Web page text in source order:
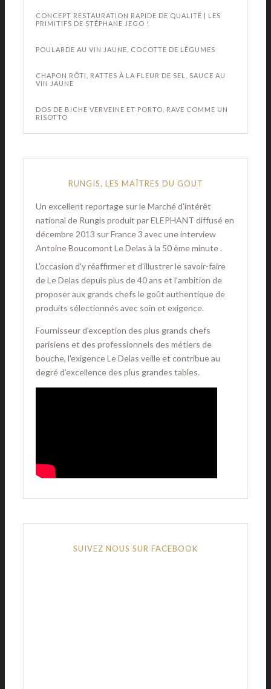
CONCEPT RESTAURATION RAPIDE DE QUALITÉ | LES
PRIMITIFS DE STÉPHANE JEGO !
POULARDE AU VIN JAUNE, COCOTTE DE LÉGUMES
CHAPON RÔTI, RATTES À LA FLEUR DE SEL, SAUCE AU
VIN JAUNE
DOS DE BICHE VERVEINE ET PORTO, RAVE COMME UN
RISOTTO
RUNGIS, LES MAÎTRES DU GOUT
Un excellent reportage sur le Marché d'intérêt
national de Rungis produit par ELEPHANT diffusé en
décembre 2013 sur France 3 avec une interview
Antoine Boucomont Le Delas à la 50 ème minute .
L'occasion d'y réaffirmer et d'illustrer le savoir-faire
de Le Delas depuis plus de 40 ans et l’ambition de
proposer aux grands chefs le goût authentique de
produits sélectionnés avec soin et exigence.
Fournisseur d’exception des plus grands chefs
parisiens et des professionnels des métiers de
bouche, l'exigence Le Delas veille et contribue au
degré d’excellence des plus grandes tables.
SUIVEZ NOUS SUR FACEBOOK